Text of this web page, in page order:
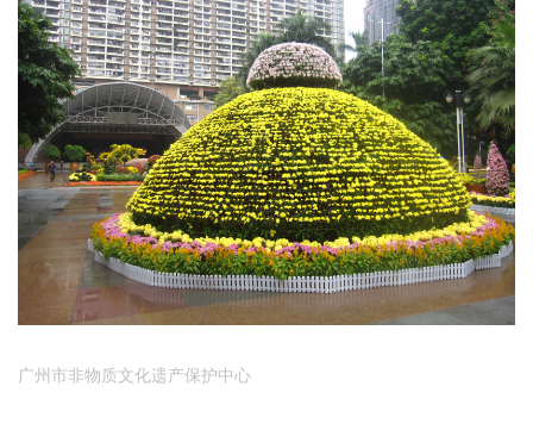
广州市非物质文化遗产保护中心